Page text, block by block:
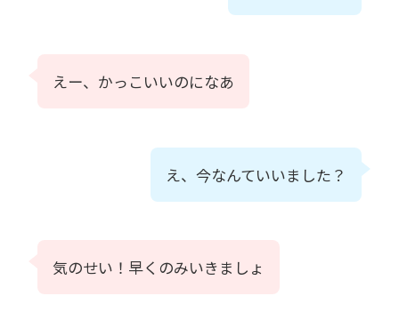
えー、かっこいいのになあ
え、今なんていいました？
気のせい！早くのみいきましょ